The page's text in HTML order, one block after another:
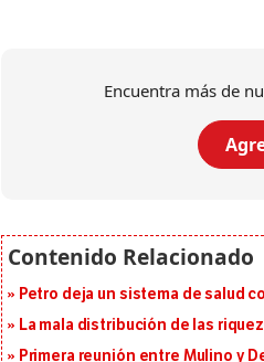
Encuentra más de
Petro deja un sistema de salud
La mala distribución de las
Primera reunión entre Mulino y